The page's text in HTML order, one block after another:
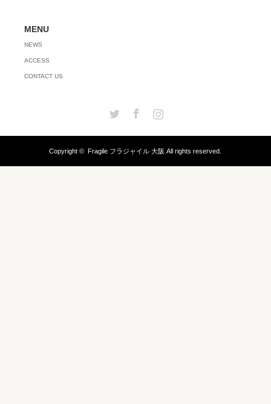
MENU
NEWS
ACCESS
CONTACT US
Twitter Facebook
Copyright ©Fragile フラジャイル 大阪 All rights reserved.